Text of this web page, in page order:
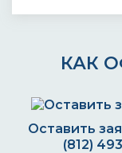
КАК
Оставить
(812)